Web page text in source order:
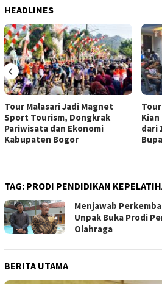
HEADLINES
Tour Malasari Jadi Magnet
Sport Tourism, Dongkrak
Pariwisata dan Ekonomi
Kabupaten Bogor
dari
‹
TAG: PRODI PENDIDIKAN
Menjawab
Unpak Buka Prodi
Olahraga
BERITA UTAMA